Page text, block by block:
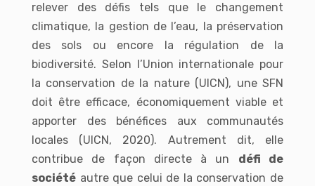
relever des défis tels que le changement
climatique, la gestion de l’eau, la préservation
des sols ou encore la régulation de la
biodiversité. Selon l’Union internationale pour
la conservation de la nature (UICN), une SFN
doit être efficace, économiquement viable et
apporter des bénéfices aux communautés
locales (UICN, 2020). Autrement dit, elle
contribue de façon directe à un défi de
société autre que celui de la conservation de